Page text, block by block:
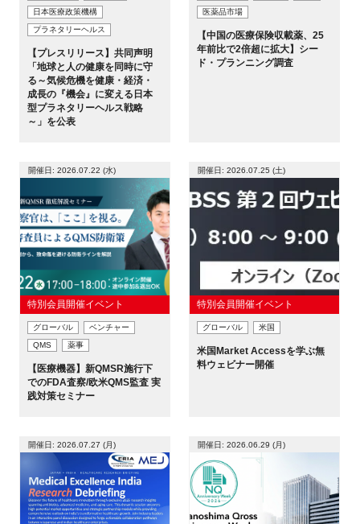
日本医療政策機構
プラネタリーヘルス
【プレスリリース】共同声明
「地球と人の健康を同時に守
る～気候危機を健康・経済・
成長の『機会』に変える日本
型プラネタリーヘルス戦略
～」を公表
医薬品市場
【中国の医療保険収載薬、25
年前比で2倍超に拡大】シー
ド・プランニング調査
開催日: 2026.07.22 (水)
特別会員開催イベント
グローバル
ベンチャー
QMS
薬事
【医療機器】新QMSR施行下
でのFDA査察/欧米QMS監査 実
践対策セミナー
開催日: 2026.07.25 (土)
特別会員開催イベント
グローバル 米国
米国Market Accessを学ぶ無
料ウェビナー開催
開催日: 2026.07.27 (月) 開催日: 2026.06.29 (月)